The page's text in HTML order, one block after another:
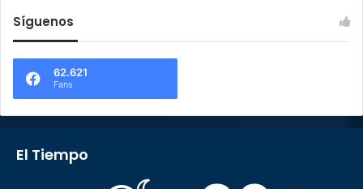
Síguenos
62.621
Fans
El Tiempo